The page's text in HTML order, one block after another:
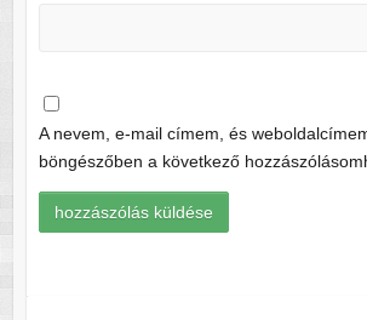
A nevem, e-mail címem, és
böngészőben a következő